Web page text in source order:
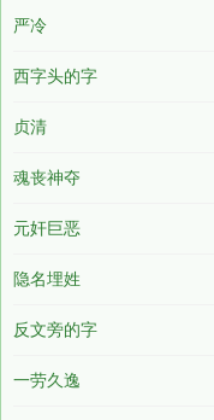
严冷
西字头的字
贞清
魂丧神夺
元奸巨恶
隐名埋姓
反文旁的字
一劳久逸